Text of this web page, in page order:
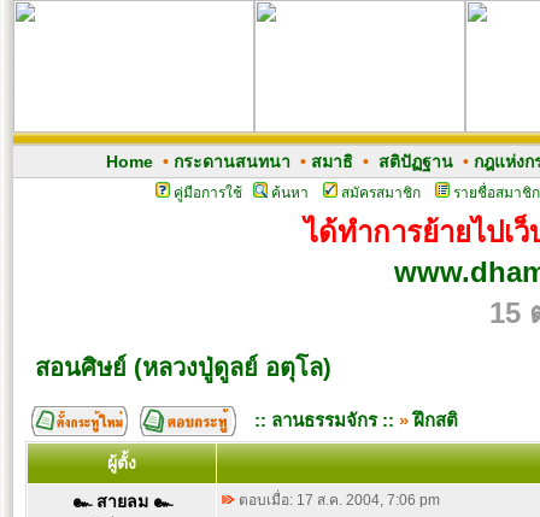
Home• กระดานสนทนา • สมาธิ• สติปัฏฐาน• กฎแห่งก
คู่มือการใช้ ค้นหา สมัครสมาชิก รายชื่อสมาชิก
ได้ทำการย้ายไปเ
15
สอนศิษย์ (หลวงปู่ดูลย์ อตุโล)
:: ลานธรรมจักร :: »ฝึกสติ
ผู้ตั้ง
๛ สายลม ๛
ตอบเมื่อ: 17 ส.ค. 2004, 7:06 pm